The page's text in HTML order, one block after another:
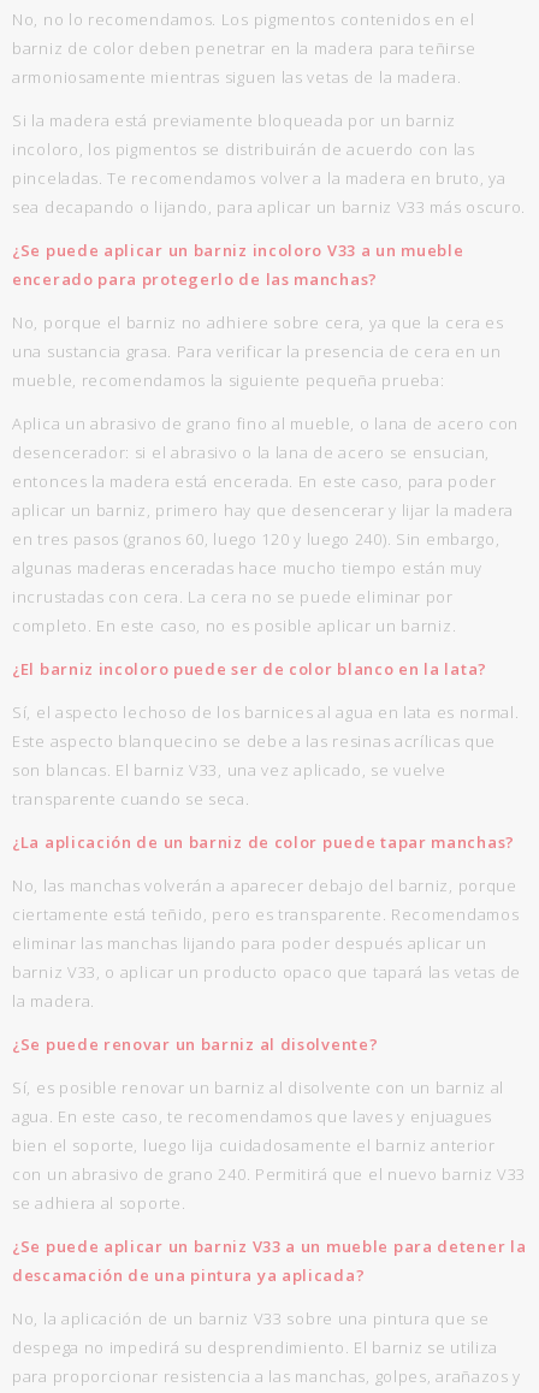
No, no lo recomendamos. Los pigmentos contenidos en el
barniz de color deben penetrar en la madera para teñirse
armoniosamente mientras siguen las vetas de la madera.
Si la madera está previamente bloqueada por un barniz
incoloro, los pigmentos se distribuirán de acuerdo con las
pinceladas. Te recomendamos volver a la madera en bruto, ya
sea decapando o lijando, para aplicar un barniz V33 más oscuro.
¿Se puede aplicar un barniz incoloro V33 a un mueble
encerado para protegerlo de las manchas?
No, porque el barniz no adhiere sobre cera, ya que la cera es
una sustancia grasa. Para verificar la presencia de cera en un
mueble, recomendamos la siguiente pequeña prueba:
Aplica un abrasivo de grano fino al mueble, o lana de acero con
desencerador: si el abrasivo o la lana de acero se ensucian,
entonces la madera está encerada. En este caso, para poder
aplicar un barniz, primero hay que desencerar y lijar la madera
en tres pasos (granos 60, luego 120 y luego 240). Sin embargo,
algunas maderas enceradas hace mucho tiempo están muy
incrustadas con cera. La cera no se puede eliminar por
completo. En este caso, no es posible aplicar un barniz.
¿El barniz incoloro puede ser de color blanco en la lata?
Sí, el aspecto lechoso de los barnices al agua en lata es normal.
Este aspecto blanquecino se debe a las resinas acrílicas que
son blancas. El barniz V33, una vez aplicado, se vuelve
transparente cuando se seca.
¿La aplicación de un barniz de color puede tapar manchas?
No, las manchas volverán a aparecer debajo del barniz, porque
ciertamente está teñido, pero es transparente. Recomendamos
eliminar las manchas lijando para poder después aplicar un
barniz V33, o aplicar un producto opaco que tapará las vetas de
la madera.
¿Se puede renovar un barniz al disolvente?
Sí, es posible renovar un barniz al disolvente con un barniz al
agua. En este caso, te recomendamos que laves y enjuagues
bien el soporte, luego lija cuidadosamente el barniz anterior
con un abrasivo de grano 240. Permitirá que el nuevo barniz V33
se adhiera al soporte.
¿Se puede aplicar un barniz V33 a un mueble para detener la
descamación de una pintura ya aplicada?
No, la aplicación de un barniz V33 sobre una pintura que se
despega no impedirá su desprendimiento. El barniz se utiliza
para proporcionar resistencia a las manchas, golpes, arañazos y